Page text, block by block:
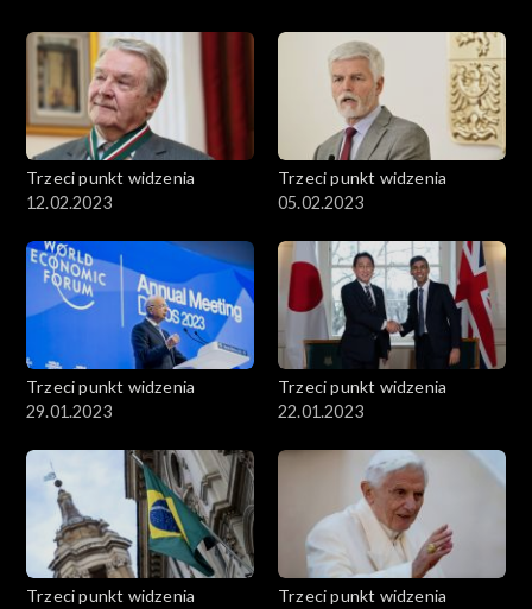
Trzeci punkt widzenia
12.02.2023
Trzeci punkt widzenia
05.02.2023
Trzeci punkt widzenia
29.01.2023
Trzeci punkt widzenia
22.01.2023
Trzeci punkt widzenia
Trzeci punkt widzenia